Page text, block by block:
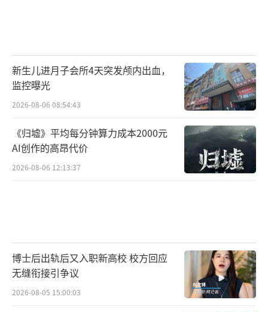
新生儿进月子会所4天突发颅内出血，
监控曝光
2026-08-06 08:54:43
《归墟》平均每分钟算力成本2000元
AI创作的高昂代价
2026-08-06 12:13:37
博士后出轨后又入职新高校 校方回应
无缝衔接引争议
2026-08-05 15:00:03